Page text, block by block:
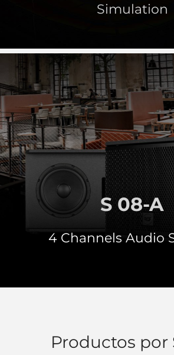
Simulation
S 08-A
4 Channels Audio
Productos por